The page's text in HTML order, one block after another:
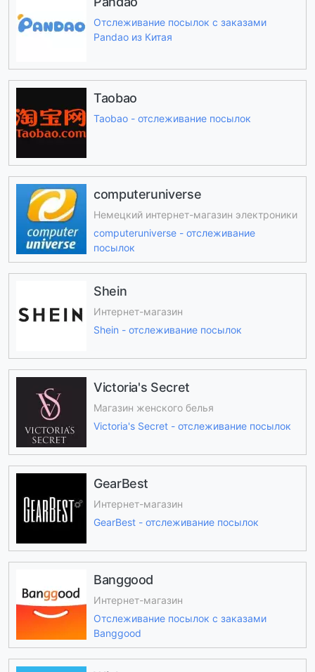
Отслеживание посылок с заказами
Pandao из Китая
Taobao
Taobao - отслеживание посылок
computeruniverse
Немецкий интернет-магазин электроники
computeruniverse - отслеживание
посылок
Shein
Интернет-магазин
Shein - отслеживание посылок
Victoria's Secret
Магазин женского белья
Victoria's Secret - отслеживание посылок
GearBest
Интернет-магазин
GearBest - отслеживание посылок
Banggood
Интернет-магазин
Отслеживание посылок с заказами
Banggood